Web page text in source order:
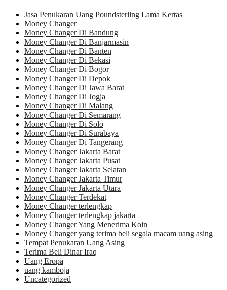
Jasa Penukaran Uang Poundsterling Lama Kertas
Money Changer
Money Changer Di Bandung
Money Changer Di Banjarmasin
Money Changer Di Banten
Money Changer Di Bekasi
Money Changer Di Bogor
Money Changer Di Depok
Money Changer Di Jawa Barat
Money Changer Di Jogja
Money Changer Di Malang
Money Changer Di Semarang
Money Changer Di Solo
Money Changer Di Surabaya
Money Changer Di Tangerang
Money Changer Jakarta Barat
Money Changer Jakarta Pusat
Money Changer Jakarta Selatan
Money Changer Jakarta Timur
Money Changer Jakarta Utara
Money Changer Terdekat
Money Changer terlengkap
Money Changer terlengkap jakarta
Money Changer Yang Menerima Koin
Money Changer yang terima beli segala macam uang asing
Tempat Penukaran Uang Asing
Terima Beli Dinar Iraq
Uang Eropa
uang kamboja
Uncategorized